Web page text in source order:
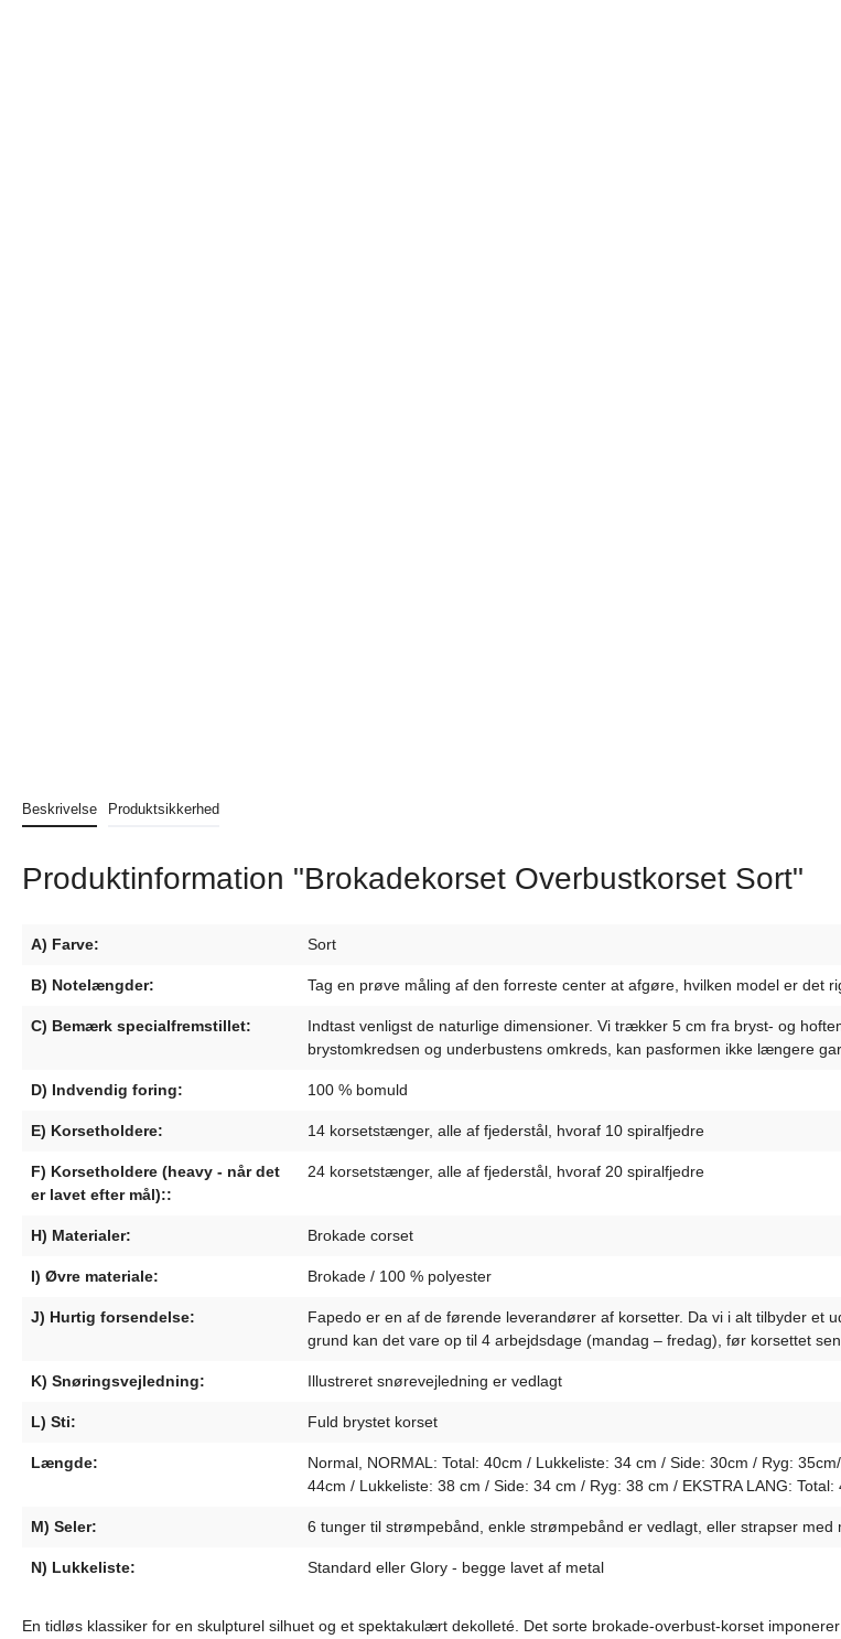
Beskrivelse Produktsikkerhed
Produktinformation "Brokadekorset Overbustkorset Sort"
A) Farve: Sort
B) Notelængder: Tag en prøve måling af den forreste center at afgøre, hvilken model er det
C) Bemærk specialfremstillet:
Indtast venligst de naturlige dimensioner. Vi trækker 5 cm fra bryst- og
brystomkredsen og underbustens omkreds, kan pasformen ikke længere
D) Indvendig foring: 100 % bomuld
E) Korsetholdere: 14 korsetstænger, alle af fjederstål, hvoraf 10 spiralfjedre
F) Korsetholdere (heavy - når det
er lavet efter mål)::
24 korsetstænger, alle af fjederstål, hvoraf 20 spiralfjedre
H) Materialer: Brokade corset
I) Øvre materiale: Brokade / 100 % polyester
J) Hurtig forsendelse:
Fapedo er en af de førende leverandører af korsetter. Da vi i alt tilbyder et
grund kan det vare op til 4 arbejdsdage (mandag – fredag), før korsettet
K) Snøringsvejledning: Illustreret snørevejledning er vedlagt
L) Sti: Fuld brystet korset
Længde:
Normal, NORMAL: Total: 40cm / Lukkeliste: 34 cm / Side: 30cm / Ryg:
44cm / Lukkeliste: 38 cm / Side: 34 cm / Ryg: 38 cm / EKSTRA LANG: Total:
M) Seler: 6 tunger til strømpebånd, enkle strømpebånd er vedlagt, eller strapser med
N) Lukkeliste: Standard eller Glory - begge lavet af metal
En tidløs klassiker for en skulpturel silhuet og et spektakulært dekolleté. Det sorte brokade-overbust-korset